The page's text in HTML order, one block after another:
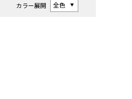
カラー展開